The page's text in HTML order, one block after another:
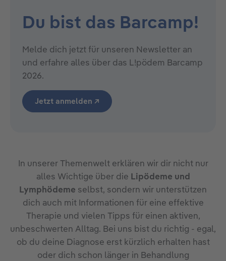
Du bist das Barcamp!
Melde dich jetzt für unseren Newsletter an
und erfahre alles über das L!pödem Barcamp
2026.
Jetzt anmelden ↗
In unserer Themenwelt erklären wir dir nicht nur
alles Wichtige über die Lipödeme und
Lymphödeme selbst, sondern wir unterstützen
dich auch mit Informationen für eine effektive
Therapie und vielen Tipps für einen aktiven,
unbeschwerten Alltag. Bei uns bist du richtig - egal,
ob du deine Diagnose erst kürzlich erhalten hast
oder dich schon länger in Behandlung